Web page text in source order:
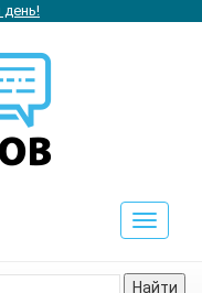
Toggle
Найти